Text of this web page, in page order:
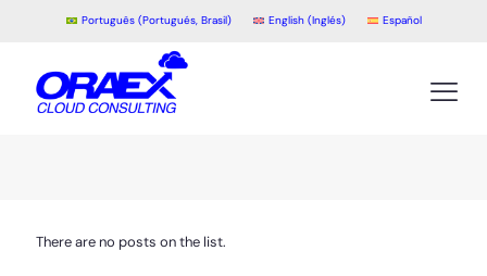
Português(Portugués, Brasil) English(Inglés) Español
There are no posts on the list.